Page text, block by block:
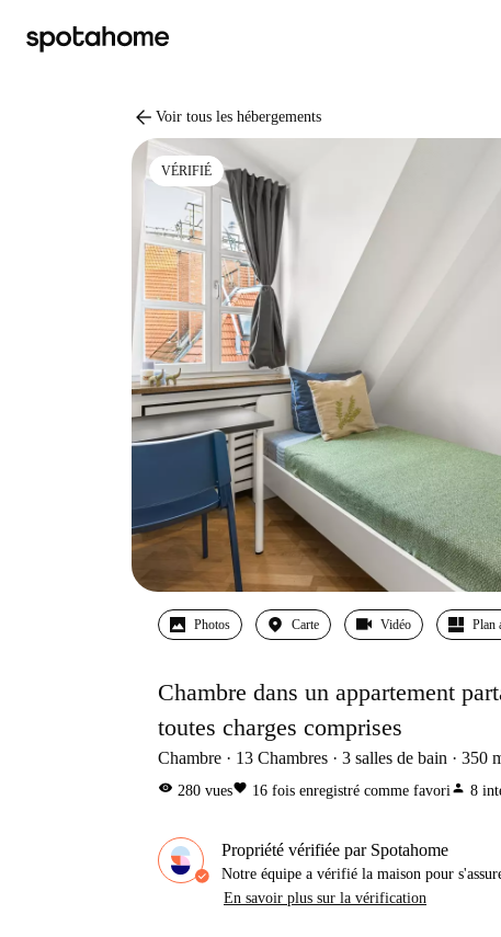
arrow_back Voir tous les hébergements
VÉRIFIÉ
Photos Carte Vidéo Plan
Chambre dans un appartement
toutes charges comprises
Chambre 13 Chambres 3 salles de bain 350
visibility 280 vuesfavorite 16 fois enregistré comme favoriperson 8
Propriété vérifiée par Spotahome
Notre équipe a vérifié la maison pour
En savoir plus sur la vérification